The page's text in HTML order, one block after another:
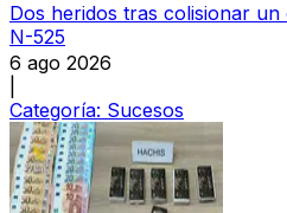
Dos heridos tras colisionar
N-525
6 ago 2026
Categoría: Sucesos